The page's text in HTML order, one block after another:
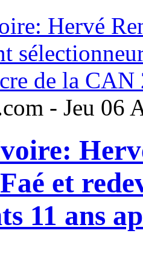
- Jeu 06
et
11 ans